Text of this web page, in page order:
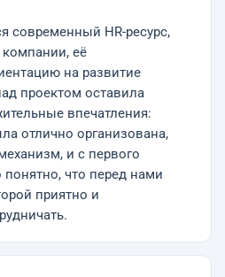
современный HR-ресурс,
её
на развитие
проектом оставила
впечатления:
отлично организована,
и с первого
что перед нами
приятно и